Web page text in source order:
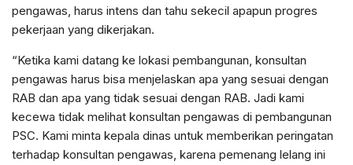
pengawas, harus intens dan tahu sekecil apapun progres
pekerjaan yang dikerjakan.
“Ketika kami datang ke lokasi pembangunan, konsultan
pengawas harus bisa menjelaskan apa yang sesuai dengan
RAB dan apa yang tidak sesuai dengan RAB. Jadi kami
kecewa tidak melihat konsultan pengawas di pembangunan
PSC. Kami minta kepala dinas untuk memberikan peringatan
terhadap konsultan pengawas, karena pemenang lelang ini